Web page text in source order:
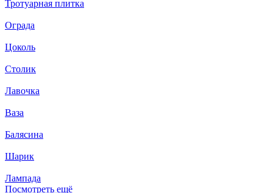
Тротуарная плитка
Ограда
Цоколь
Столик
Лавочка
Ваза
Балясина
Шарик
Лампада
Посмотреть ещё